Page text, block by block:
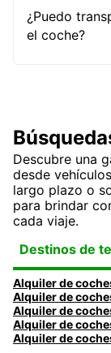
¿Puedo
el coche?
Descubre una
desde
largo plazo o
para brindar
cada viaje.
Destinos de